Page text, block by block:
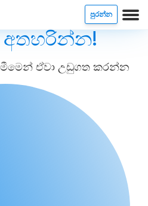
පුරන්න
අතහරින්න!
ඒවා උඩුගත කරන්න